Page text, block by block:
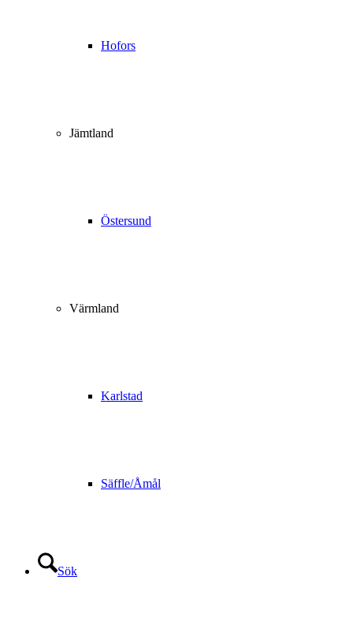
Hofors
Jämtland
Östersund
Värmland
Karlstad
Säffle/Åmål
Sök